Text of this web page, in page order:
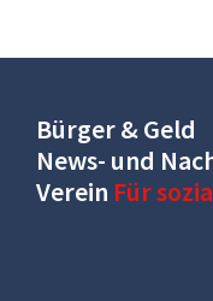
Bürger & Geld
News- und
Verein Für